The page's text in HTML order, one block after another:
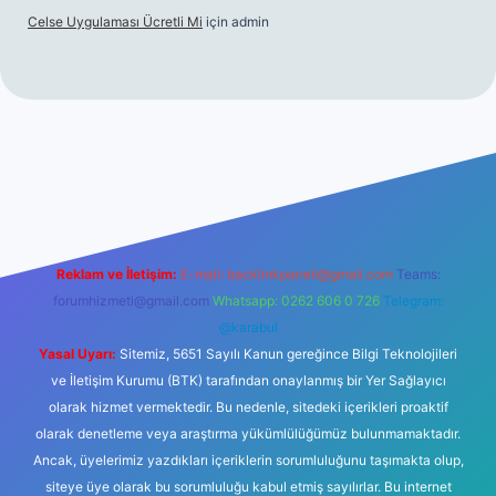
Celse Uygulaması Ücretli Mi için admin
Reklam ve İletişim: E-mail: backlinkpaneli@gmail.com Teams:
forumhizmeti@gmail.com Whatsapp: 0262 606 0 726 Telegram:
@karabul
Yasal Uyarı: Sitemiz, 5651 Sayılı Kanun gereğince Bilgi Teknolojileri
ve İletişim Kurumu (BTK) tarafından onaylanmış bir Yer Sağlayıcı
olarak hizmet vermektedir. Bu nedenle, sitedeki içerikleri proaktif
olarak denetleme veya araştırma yükümlülüğümüz bulunmamaktadır.
Ancak, üyelerimiz yazdıkları içeriklerin sorumluluğunu taşımakta olup,
siteye üye olarak bu sorumluluğu kabul etmiş sayılırlar. Bu internet